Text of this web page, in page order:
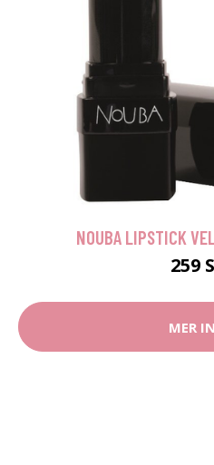
NOUBA LIPSTICK
259
MER